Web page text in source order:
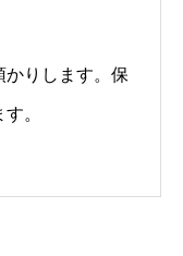
かりします。保
。